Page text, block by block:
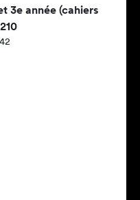
3e année (cahiers